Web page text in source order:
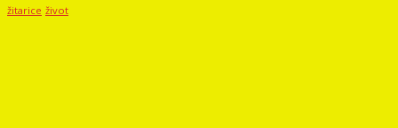
žitarice život